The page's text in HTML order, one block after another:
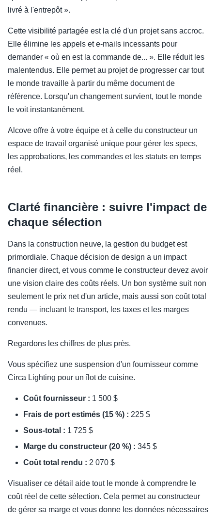
livré à l'entrepôt ».
Cette visibilité partagée est la clé d'un projet sans accroc.
Elle élimine les appels et e-mails incessants pour
demander « où en est la commande de... ». Elle réduit les
malentendus. Elle permet au projet de progresser car tout
le monde travaille à partir du même document de
référence. Lorsqu'un changement survient, tout le monde
le voit instantanément.
Alcove offre à votre équipe et à celle du constructeur un
espace de travail organisé unique pour gérer les specs,
les approbations, les commandes et les statuts en temps
réel.
Clarté financière : suivre l'impact de
chaque sélection
Dans la construction neuve, la gestion du budget est
primordiale. Chaque décision de design a un impact
financier direct, et vous comme le constructeur devez avoir
une vision claire des coûts réels. Un bon système suit non
seulement le prix net d'un article, mais aussi son coût total
rendu — incluant le transport, les taxes et les marges
convenues.
Regardons les chiffres de plus près.
Vous spécifiez une suspension d'un fournisseur comme
Circa Lighting pour un îlot de cuisine.
Coût fournisseur : 1 500 $
Frais de port estimés (15 %) : 225 $
Sous-total : 1 725 $
Marge du constructeur (20 %) : 345 $
Coût total rendu : 2 070 $
Visualiser ce détail aide tout le monde à comprendre le
coût réel de cette sélection. Cela permet au constructeur
de gérer sa marge et vous donne les données nécessaires